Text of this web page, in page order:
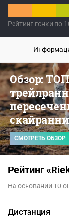
Рейтинг гонки по
Обзор:
СМОТРЕТЬ ОБЗОР
Рейтинг
На основании 10
Дистанция